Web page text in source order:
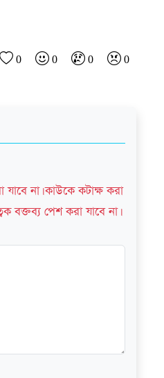
0 0 0 0
না। কাউকে কটাক্ষ করা
বক্তব্য পেশ করা যাবে না।